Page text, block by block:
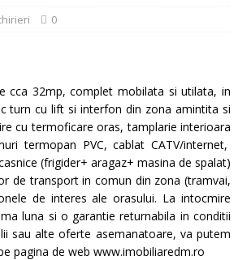
0
cca 32mp, complet mobilata si utilata, in
turn cu lift si interfon din zona amintita si
cu termoficare oras, tamplarie interioara
termopan PVC, cablat CATV/internet,
(frigider+ aragaz+ masina de spalat)
de transport in comun din zona (tramvai,
de interes ale orasului. La intocmire
luna si o garantie returnabila in conditii
sau alte oferte asemanatoare, va putem
pagina de web www.imobiliaredm.ro